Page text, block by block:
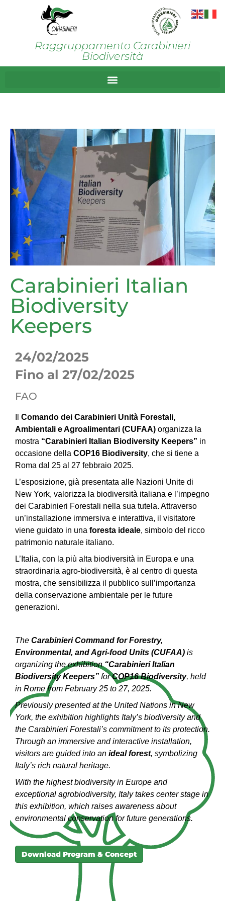
Raggruppamento Carabinieri
Biodiversità
Carabinieri Italian
Biodiversity
Keepers
24/02/2025
Fino al 27/02/2025
FAO
Comando dei Carabinieri Unità Forestali,
Ambientali e Agroalimentari (CUFAA) organizza la
mostra “Carabinieri Italian Biodiversity Keepers” in
occasione della COP16 Biodiversity, che si tiene a
Roma dal 25 al 27 febbraio 2025.
L’esposizione, già presentata alle Nazioni Unite di
New York, valorizza la biodiversità italiana e l’impegno
dei Carabinieri Forestali nella sua tutela. Attraverso
un’installazione immersiva e interattiva, il visitatore
viene guidato in una foresta ideale, simbolo del ricco
patrimonio naturale italiano.
L’Italia, con la più alta biodiversità in Europa e una
straordinaria agro-biodiversità, è al centro di questa
mostra, che sensibilizza il pubblico sull’importanza
della conservazione ambientale per le future
generazioni.
The Carabinieri Command for Forestry,
Environmental, and Agri-food Units (CUFAA) is
organizing the exhibition“Carabinieri Italian
Biodiversity Keepers” forCOP16 Biodiversity, held
in Rome from February 25 to 27, 2025.
Previously presented at the United Nations in New
York, the exhibition highlights Italy’s biodiversity and
the Carabinieri Forestali’s commitment to its protection.
Through an immersive and interactive installation,
visitors are guided into an ideal forest, symbolizing
Italy’s rich natural heritage.
With the highest biodiversity in Europe and
exceptional agrobiodiversity, Italy takes center stage in
this exhibition, which raises awareness about
environmental conservation for future generations.
Download Program & Concept